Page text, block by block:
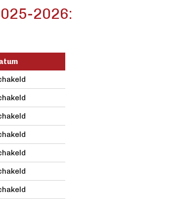
2026: